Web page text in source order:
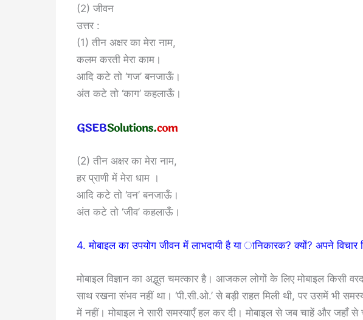
(2) जीवन
उत्तर :
(1) तीन अक्षर का मेरा नाम,
कलम करती मेरा काम।
आदि कटे तो ‘गज’ बनजाऊँ।
अंत कटे तो ‘काग’ कहलाऊँ।
(2) तीन अक्षर का मेरा नाम,
हर प्राणी में मेरा धाम ।
आदि कटे तो ‘वन’ बनजाऊँ।
अंत कटे तो ‘जीव’ कहलाऊँ।
4. मोबाइल का उपयोग जीवन में लाभदायी है या ानिकारक? क्यों? अपने विचार
मोबाइल विज्ञान का अद्भुत चमत्कार है। आजकल लोगों के लिए मोबाइल किसी
साथ रखना संभव नहीं था। ‘पी.सी.ओ.’ से बड़ी राहत मिली थी, पर उसमें भी
में नहीं। मोबाइल ने सारी समस्याएँ हल कर दी। मोबाइल से जब चाहें और जहाँ